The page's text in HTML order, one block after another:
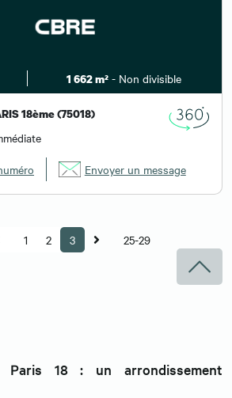
1 662 m²- Non divisible
18ème (75018)
Envoyer un message
1 2 3 25-29
Paris 18 : un arrondissement